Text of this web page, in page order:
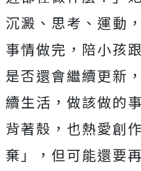
沉澱、思考、運動
事情做完，陪小孩
是否還會繼續更新
續生活，做該做的
背著殼，也熱愛創
棄」，但可能還要